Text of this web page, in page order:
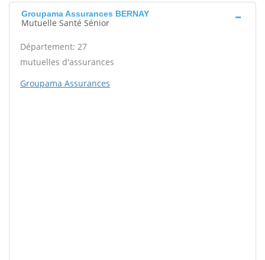
Groupama Assurances BERNAY
Mutuelle Santé Sénior
Département: 27
mutuelles d'assurances
Groupama Assurances